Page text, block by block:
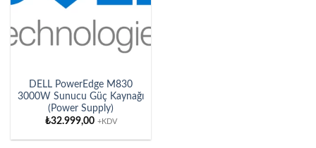
DELL PowerEdge M830
3000W Sunucu Güç Kaynağı
(Power Supply)
₺32.999,00 +KDV